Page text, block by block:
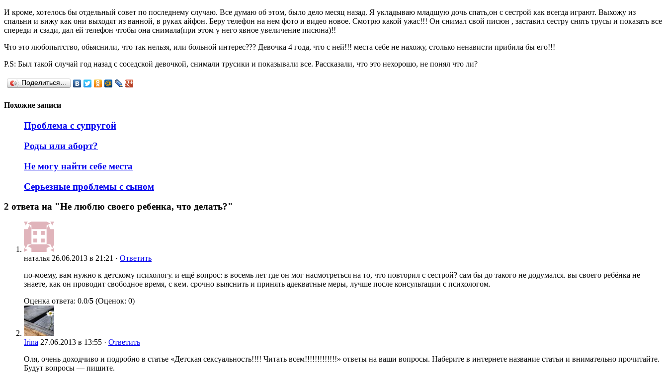
И кроме, хотелось бы отдельный совет по последнему случаю. Все думаю об этом, было дело месяц назад. Я укладываю младшую дочь спать,он с сестрой как всегда играют. Выхожу из
спальни и вижу как они выходят из ванной, в руках айфон. Беру телефон на нем фото и видео новое. Смотрю какой ужас!!! Он снимал свой писюн , заставил сестру снять трусы и показать все
спереди и сзади, дал ей телефон чтобы она снимала(при этом у него явное увеличение писюна)!!
Что это любопытство, обьяснили, что так нельзя, или больной интерес??? Девочка 4 года, что с ней!!! места себе не нахожу, столько ненависти прибила бы его!!!
P.S: Был такой случай год назад с соседской девочкой, снимали трусики и показывали все. Рассказали, что это нехорошо, не понял что ли?
Поделиться…
Похожие записи
Проблема с супругой
Роды или аборт?
Не могу найти себе места
Серьезные проблемы с сыном
2 ответа на "Не люблю своего ребенка, что делать?"
наталья 26.06.2013 в 21:21 · Ответить
по-моему, вам нужно к детскому психологу. и ещё вопрос: в восемь лет где он мог насмотреться на то, что повторил с сестрой? сам бы до такого не додумался. вы своего ребёнка не
знаете, как он проводит свободное время, с кем. срочно выяснить и принять адекватные меры, лучше после консультации с психологом.
Оценка ответа: 0.0/5 (Оценок: 0)
Irina 27.06.2013 в 13:55 · Ответить
Оля, очень доходчиво и подробно в статье «Детская сексуальность!!!! Читать всем!!!!!!!!!!!!!» ответы на ваши вопросы. Наберите в интернете название статьи и внимательно прочитайте.
Будут вопросы — пишите.